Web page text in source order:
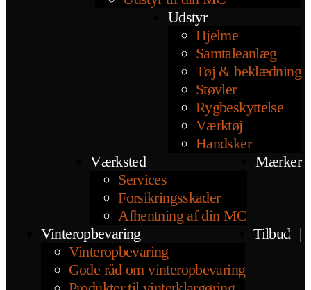
Udstyr
Hjelme
Samtaleanlæg
Tøj & beklædning
Støvler
Rygbeskyttelse
Værktøj
Handsker
Værksted
Services
Forsikringsskader
Afhentning af din MC
Mærker
Vinteropbevaring
Vinteropbevaring
Gode råd om vinteropbevaring
Tilbud |